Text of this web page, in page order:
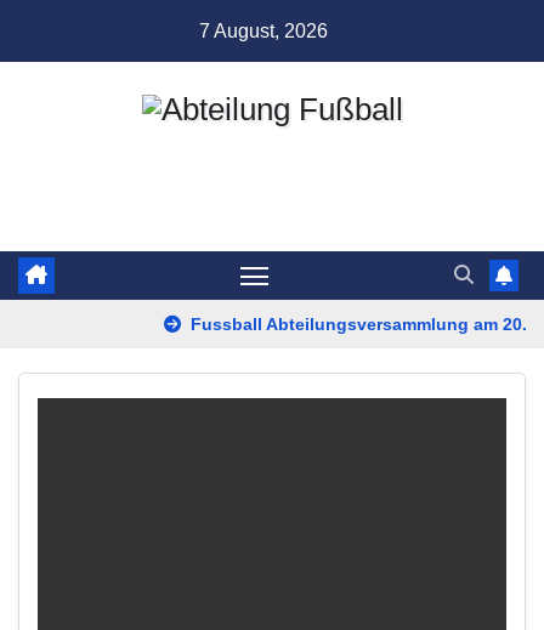
7 August, 2026
Fussball Abteilungsversammlung am 20.